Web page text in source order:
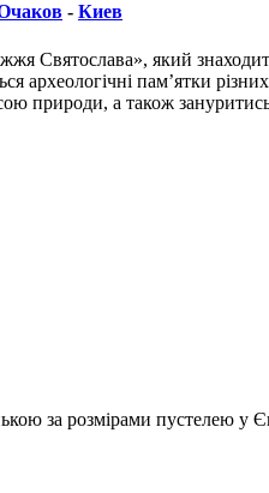
- Киев
який
пам’ятки
природи, а також
за розмірами пустелею у